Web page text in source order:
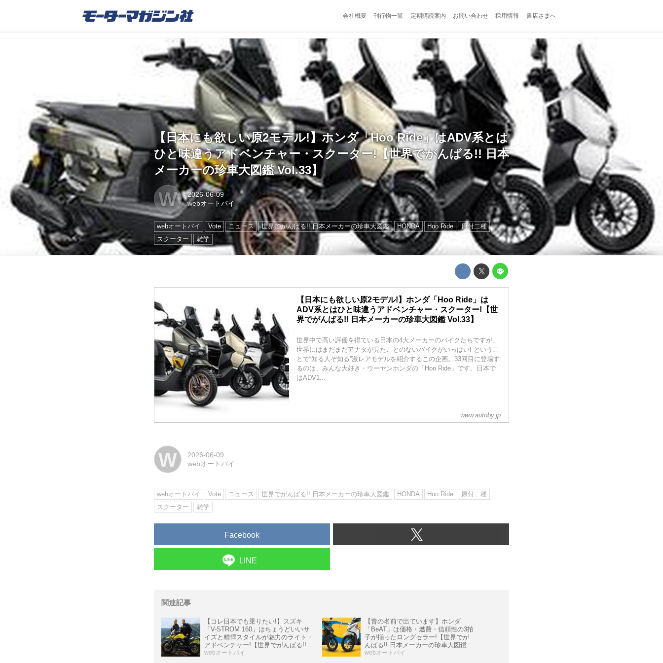
会社概要 刊行物一覧 定期購読案内 お問い合わせ 採用情報 書店さまへ
【日本にも欲しい原2モデル!】ホンダ「Hoo Ride」はADV系とは
ひと味違うアドベンチャー・スクーター!【世界でがんばる!! 日本
メーカーの珍車大図鑑 Vol.33】
W
2026-06-09
webオートバイ
webオートバイ Vote ニュース 世界でがんばる!! 日本メーカーの珍車大図鑑 HONDA Hoo Ride
原付二種
スクーター
雑学
【日本にも欲しい原2モデル!】ホンダ「Hoo Ride」は
ADV系とはひと味違うアドベンチャー・スクーター!【世
界でがんばる!! 日本メーカーの珍車大図鑑 Vol.33】
世界中で高い評価を得ている日本の4大メーカーのバイクたちですが、
世界にはまだまだアナタが見たことのないバイクがいっぱい! というこ
とで“知る人ぞ知る”激レアモデルを紹介するこの企画。33回目に登場す
るのは、みんな大好き・ウーヤンホンダの「Hoo Ride」です。日本で
はADV1...
www.autoby.jp
W
2026-06-09
webオートバイ
webオートバイ Vote ニュース 世界でがんばる!! 日本メーカーの珍車大図鑑 HONDA Hoo Ride
原付二種
スクーター
雑学
Facebook
LINE
関連記事
【コレ日本でも乗りたい!】スズキ
「V-STROM 160」はちょうどいいサ
イズと精悍スタイルが魅力のライト・
アドベンチャー!【世界でがんばる!!
日本メーカーの珍車大図鑑 Vol.32】
webオートバイ
【昔の名前で出ています】ホンダ
「BeAT」は価格・燃費・信頼性の3拍
子が揃ったロングセラー!【世界でが
んばる!! 日本メーカーの珍車大図鑑
Vol.31】
webオートバイ